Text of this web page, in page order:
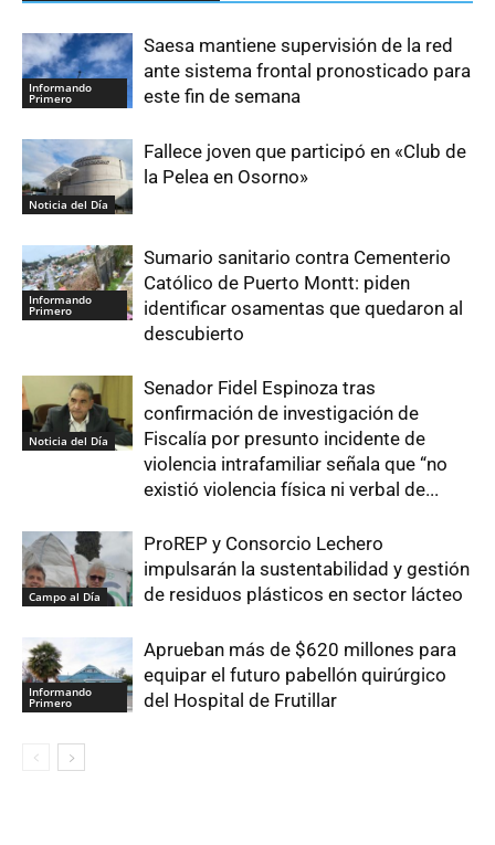
Informando
Primero
Saesa mantiene supervisión de la red
ante sistema frontal pronosticado para
este fin de semana
Noticia del Día
Fallece joven que participó en «Club de
la Pelea en Osorno»
Informando
Primero
Sumario sanitario contra Cementerio
Católico de Puerto Montt: piden
identificar osamentas que quedaron al
descubierto
Noticia del Día
Senador Fidel Espinoza tras
confirmación de investigación de
Fiscalía por presunto incidente de
violencia intrafamiliar señala que “no
existió violencia física ni verbal de...
Campo al Día
ProREP y Consorcio Lechero
impulsarán la sustentabilidad y gestión
de residuos plásticos en sector lácteo
Informando
Primero
Aprueban más de $620 millones para
equipar el futuro pabellón quirúrgico
del Hospital de Frutillar